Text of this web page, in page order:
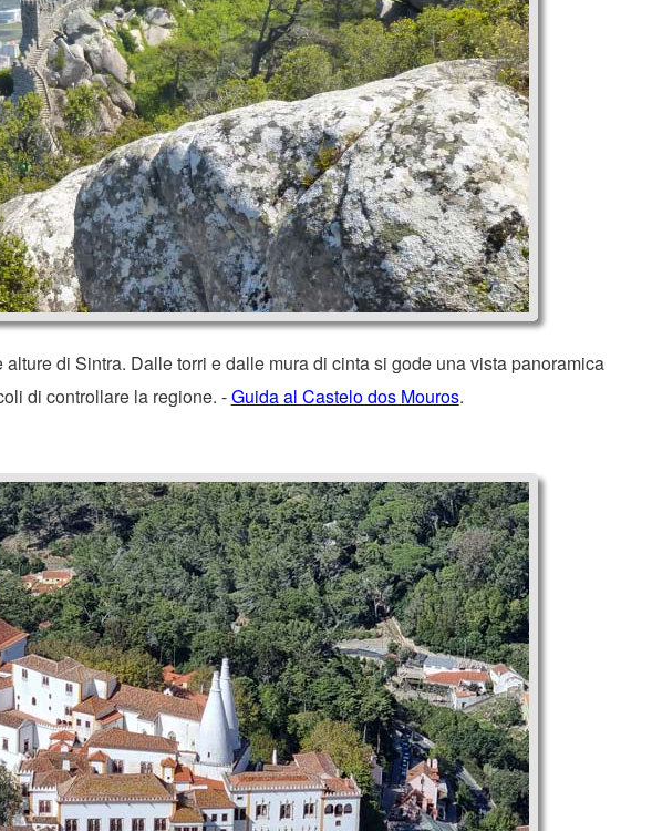
di Sintra. Dalle torri e dalle mura di cinta si gode una vista panoramica
di controllare la regione. -Guida al Castelo dos Mouros.